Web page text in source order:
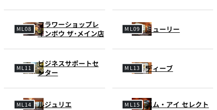
フラワーショップレ
インボウ ザ･メイン店
ミューリー
ビジネスサポートセ
ンター
ディーブ
ルジュリエ エム・アイ セレクト